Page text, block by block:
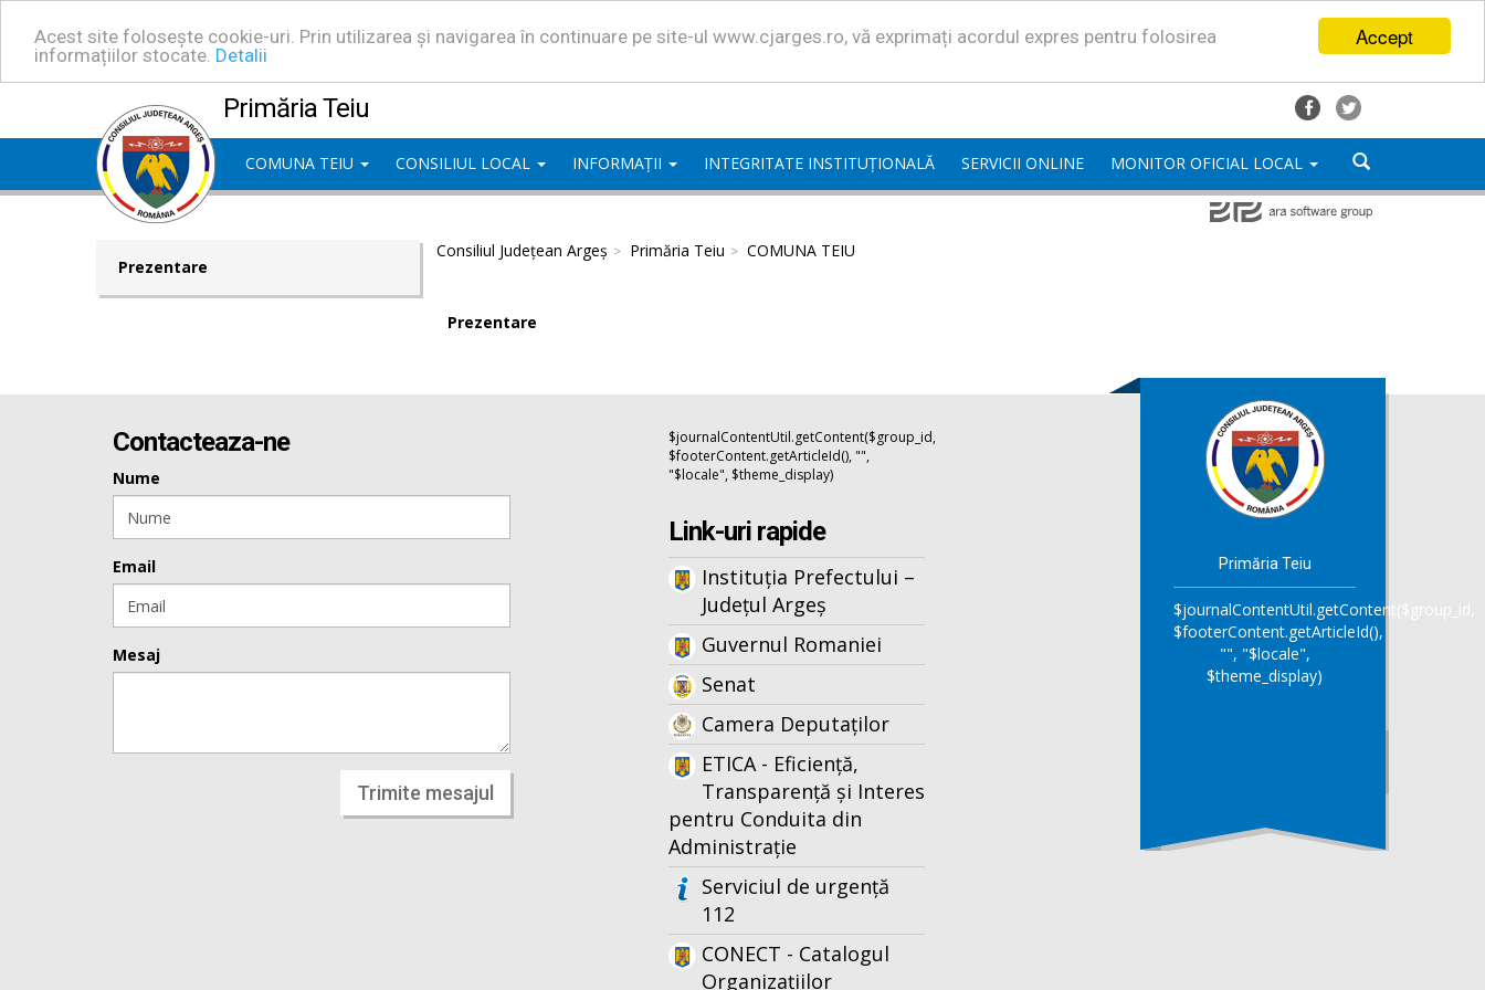
Accept
Acest site folosește cookie-uri. Prin utilizarea și navigarea în continuare pe site-ul www.cjarges.ro, vă exprimați acordul expres pentru folosirea
informațiilor stocate. Detalii
Primăria Teiu
COMUNA TEIU CONSILIUL LOCAL INFORMAȚII INTEGRITATE INSTITUȚIONALĂ SERVICII ONLINE MONITOR OFICIAL LOCAL
Prezentare
Consiliul Județean Argeș Primăria Teiu COMUNA TEIU
Prezentare
Contacteaza-ne
Nume
Email
Mesaj
Trimite mesajul
$journalContentUtil.getContent($group_id,
$footerContent.getArticleId(), "",
"$locale", $theme_display)
Link-uri rapide
Instituția Prefectului –
Județul Argeș
Guvernul Romaniei
Senat
Camera Deputaților
ETICA - Eficiență,
Transparență și Interes
pentru Conduita din
Administrație
Serviciul de urgență
112
CONECT - Catalogul
Organizațiilor
Primăria Teiu
$journalContentUtil.getContent($group_id,
$footerContent.getArticleId(),
"", "$locale",
$theme_display)